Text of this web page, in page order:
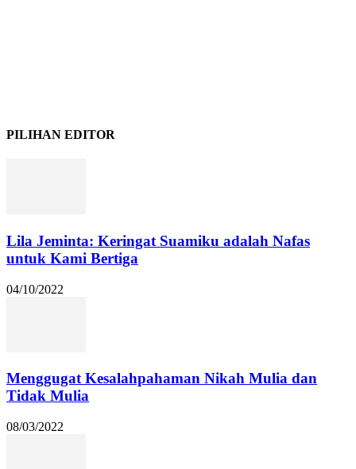
PILIHAN EDITOR
Lila Jeminta: Keringat Suamiku adalah Nafas
untuk Kami Bertiga
04/10/2022
Menggugat Kesalahpahaman Nikah Mulia dan
Tidak Mulia
08/03/2022